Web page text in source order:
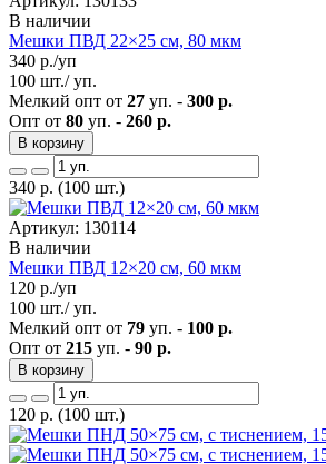
В наличии
Мешки ПВД 22×25 см, 80 мкм
340 р./уп
100 шт./ уп.
Мелкий опт от 27 уп. - 300 р.
Опт от 80 уп. - 260 р.
В корзину
340 р. (100 шт.)
Артикул: 130114
В наличии
Мешки ПВД 12×20 см, 60 мкм
120 р./уп
100 шт./ уп.
Мелкий опт от 79 уп. - 100 р.
Опт от 215 уп. - 90 р.
В корзину
120 р. (100 шт.)